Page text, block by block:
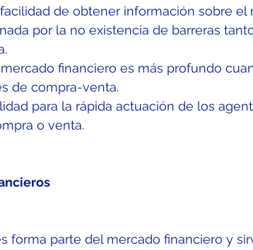
de obtener información sobre el
por la no existencia de barreras
financiero es más profundo
de compra-venta.
para la rápida actuación de los
o venta.
forma parte del mercado financiero y